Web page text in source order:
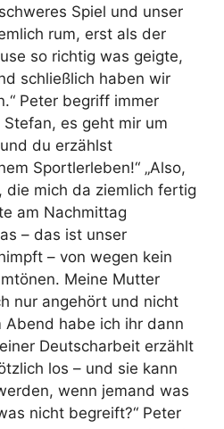
Spiel und unser
rum, erst als der
so richtig was geigte,
schließlich haben wir
Peter begriff immer
Stefan, es geht mir um
du erzählst
Sportlerleben!“ „Also,
die mich da ziemlich fertig
am Nachmittag
– das ist unser
– von wegen kein
Meine Mutter
nur angehört und nicht
habe ich ihr dann
Deutscharbeit erzählt
los – und sie kann
wenn jemand was
nicht begreift?“ Peter